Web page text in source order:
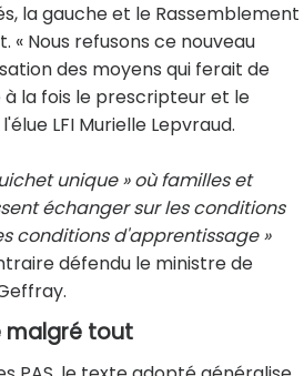
la gauche et le Rassemblement
« Nous refusons ce nouveau
des moyens qui ferait de
la fois le prescripteur et le
LFI Murielle Lepvraud.
unique » où familles et
échanger sur les conditions
conditions d'apprentissage »
défendu le ministre de
malgré tout